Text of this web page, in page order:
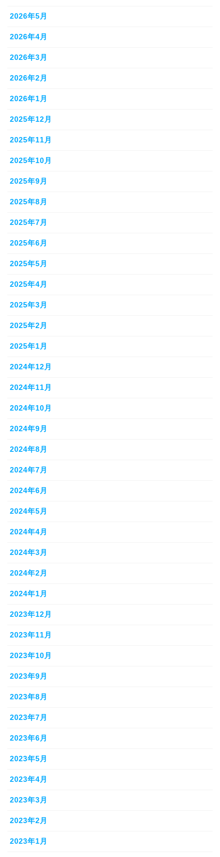
2026年5月
2026年4月
2026年3月
2026年2月
2026年1月
2025年12月
2025年11月
2025年10月
2025年9月
2025年8月
2025年7月
2025年6月
2025年5月
2025年4月
2025年3月
2025年2月
2025年1月
2024年12月
2024年11月
2024年10月
2024年9月
2024年8月
2024年7月
2024年6月
2024年5月
2024年4月
2024年3月
2024年2月
2024年1月
2023年12月
2023年11月
2023年10月
2023年9月
2023年8月
2023年7月
2023年6月
2023年5月
2023年4月
2023年3月
2023年2月
2023年1月